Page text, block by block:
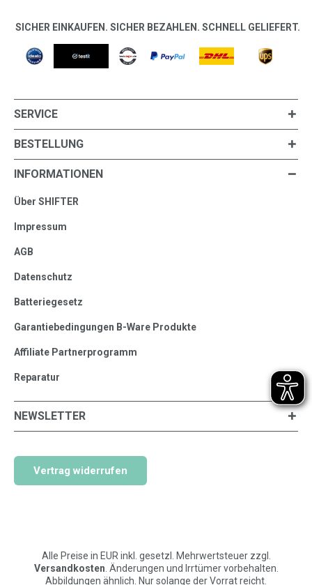
SICHER EINKAUFEN. SICHER BEZAHLEN. SCHNELL GELIEFERT.
SERVICE
BESTELLUNG
INFORMATIONEN
Über SHIFTER
Impressum
AGB
Datenschutz
Batteriegesetz
Garantiebedingungen B-Ware Produkte
Affiliate Partnerprogramm
Reparatur
NEWSLETTER
Vertrag widerrufen
Alle Preise in EUR inkl. gesetzl. Mehrwertsteuer zzgl.
Versandkosten . Änderungen und Irrtümer vorbehalten.
Abbildungen ähnlich. Nur solange der Vorrat reicht.